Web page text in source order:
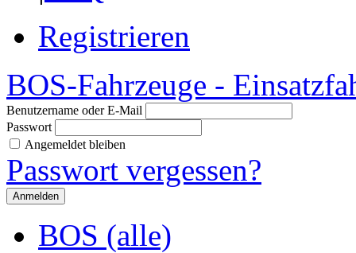
Registrieren
BOS-Fahrzeuge -
Benutzername oder E-Mail
Passwort
Angemeldet bleiben
Passwort vergessen?
BOS (alle)